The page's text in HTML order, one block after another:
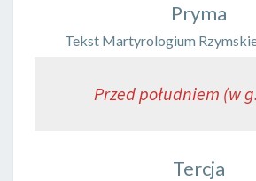
Pryma
Tekst Martyrologium
Przed południem (w
Tercja